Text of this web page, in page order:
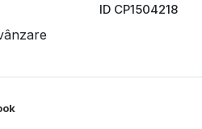
ID CP1504218